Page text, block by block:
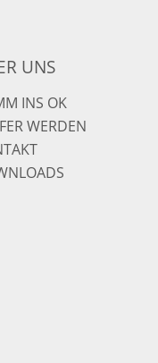
UNS
INS OK
WERDEN